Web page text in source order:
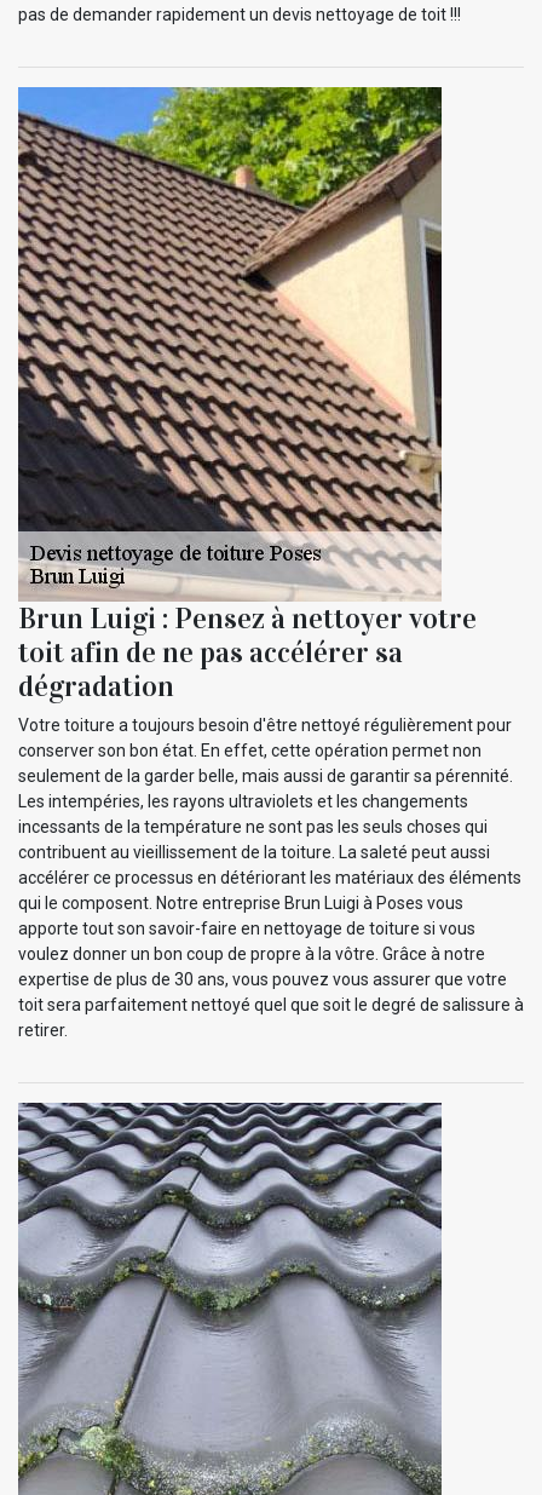
pas de demander rapidement un devis nettoyage de toit !!!
Brun Luigi : Pensez à nettoyer votre
toit afin de ne pas accélérer sa
dégradation
Votre toiture a toujours besoin d'être nettoyé régulièrement pour
conserver son bon état. En effet, cette opération permet non
seulement de la garder belle, mais aussi de garantir sa pérennité.
Les intempéries, les rayons ultraviolets et les changements
incessants de la température ne sont pas les seuls choses qui
contribuent au vieillissement de la toiture. La saleté peut aussi
accélérer ce processus en détériorant les matériaux des éléments
qui le composent. Notre entreprise Brun Luigi à Poses vous
apporte tout son savoir-faire en nettoyage de toiture si vous
voulez donner un bon coup de propre à la vôtre. Grâce à notre
expertise de plus de 30 ans, vous pouvez vous assurer que votre
toit sera parfaitement nettoyé quel que soit le degré de salissure à
retirer.